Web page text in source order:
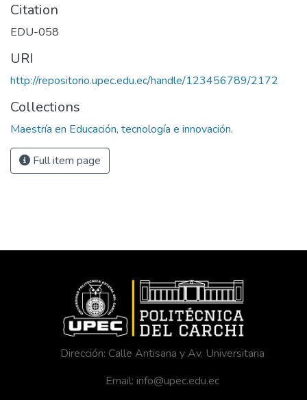
Citation
EDU-058
URI
http://repositorio.upec.edu.ec/handle/123456789/2172
Collections
Maestría en Educación, tecnología e innovación.
Full item page
Dirección: Calle Antisana y Av. Universitaria
Email: info@upec.edu.ec